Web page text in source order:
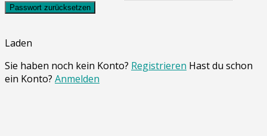
Passwort zurücksetzen
Laden
Sie haben noch kein Konto? Registrieren Hast du schon
ein Konto? Anmelden